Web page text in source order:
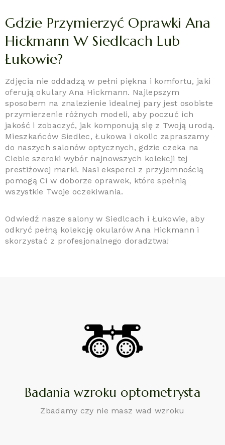
Gdzie Przymierzyć Oprawki Ana
Hickmann W Siedlcach Lub
Łukowie?
Zdjęcia nie oddadzą w pełni piękna i komfortu, jaki
oferują okulary Ana Hickmann. Najlepszym
sposobem na znalezienie idealnej pary jest osobiste
przymierzenie różnych modeli, aby poczuć ich
jakość i zobaczyć, jak komponują się z Twoją urodą.
Mieszkańców Siedlec, Łukowa i okolic zapraszamy
do naszych salonów optycznych, gdzie czeka na
Ciebie szeroki wybór najnowszych kolekcji tej
prestiżowej marki. Nasi eksperci z przyjemnością
pomogą Ci w doborze oprawek, które spełnią
wszystkie Twoje oczekiwania.
Odwiedź nasze salony w Siedlcach i Łukowie, aby
odkryć pełną kolekcję okularów Ana Hickmann i
skorzystać z profesjonalnego doradztwa!
Badania wzroku optometrysta
Zbadamy czy nie masz wad wzroku